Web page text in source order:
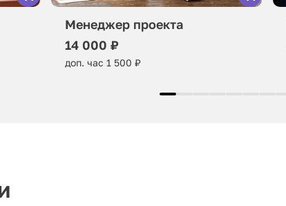
Менеджер проекта
14 000 ₽
доп. час 1 500 ₽